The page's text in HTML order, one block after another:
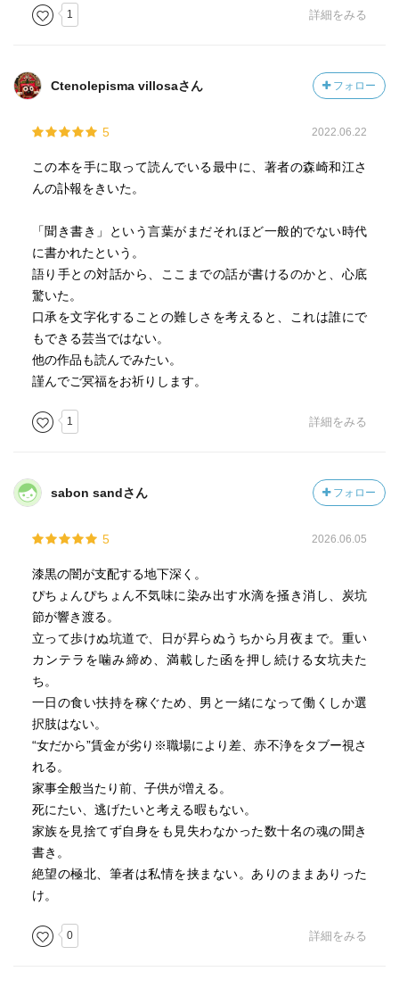
った。坑内では男女は対等であり、先山(先に掘り進める
く、男も女も同じように働く。炭鉱によっては、男女差の
無い賃金のところもあったようだ。
女はより能力の高い先山を求めて男を変えることもある。
知れない感動。
しかし大きな物語の中でそれらの小さな感動は言葉をもた
よる性分業とみなされてしまったと森崎は訴える。
そのような森崎の視点は、インテリジェンス(しばしば大き
な物語目線になりがちな)が無ければ得られないものだが、
その側からは語られない。その場所に居る人に聞くことで
しか封印は破られないし、それを公共の言説空間に現出さ
せることは森崎側にしか出来ない。
だからこそ、森崎は
「心を無にして、相手の思いの核心に耳を澄ます」という
西欧社会にはパロール(話し言葉)本意主義があり、パロール
はエクリチュール(書き言葉)に先行するという哲学的思考が
ある。
が、
先に紹介した佐藤泉氏の寄稿には、
「ロゴスの世界にアクセスできるのは、話し言葉ではなく
書き言葉のみだからだ。」
とある。
ならば聞き書きとは、より一層真理の方へ、下へ下へ、向
かうのではないか。
両側から受け取った今、そう思う。
書かれた時代と現代で比べれば、森崎の考え方の遅れも感
じる。女性が男性と同じように働くのが平等では必ずしも
ないし、家庭に収まる女性にどこか攻撃的な部分、冷やや
かな書き方もチラと感じられるからまるごと共感は出来な
いが、
「それは確かにあった」という前提で聞いた、その地の裂
それはかつての女坑夫達への何にも代え難い鎮魂になるの
1 詳細をみる
Ctenolepisma villosaさん フォロー
5 2022.06.22
この本を手に取って読んでいる最中に、著者の森崎和江さ
んの訃報をきいた。
「聞き書き」という言葉がまだそれほど一般的でない時代
に書かれたという。
語り手との対話から、ここまでの話が書けるのかと、心底
驚いた。
口承を文字化することの難しさを考えると、これは誰にで
もできる芸当ではない。
他の作品も読んでみたい。
謹んでご冥福をお祈りします。
1 詳細をみる
sabon sandさん フォロー
5 2026.06.05
漆黒の闇が支配する地下深く。
ぴちょんぴちょん不気味に染み出す水滴を掻き消し、炭坑
節が響き渡る。
立って歩けぬ坑道で、日が昇らぬうちから月夜まで。重い
カンテラを噛み締め、満載した函を押し続ける女坑夫た
ち。
一日の食い扶持を稼ぐため、男と一緒になって働くしか選
択肢はない。
“女だから”賃金が劣り※職場により差、赤不浄をタブー視さ
れる。
家事全般当たり前、子供が増える。
死にたい、逃げたいと考える暇もない。
家族を見捨てず自身をも見失わなかった数十名の魂の聞き
書き。
絶望の極北、筆者は私情を挟まない。ありのままありった
け。
0 詳細をみる